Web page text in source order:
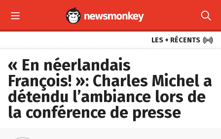
 
LES + RÉCENTS 
« En néerlandais
François! »: Charles Michel a
détendu l’ambiance lors de
la conférence de presse